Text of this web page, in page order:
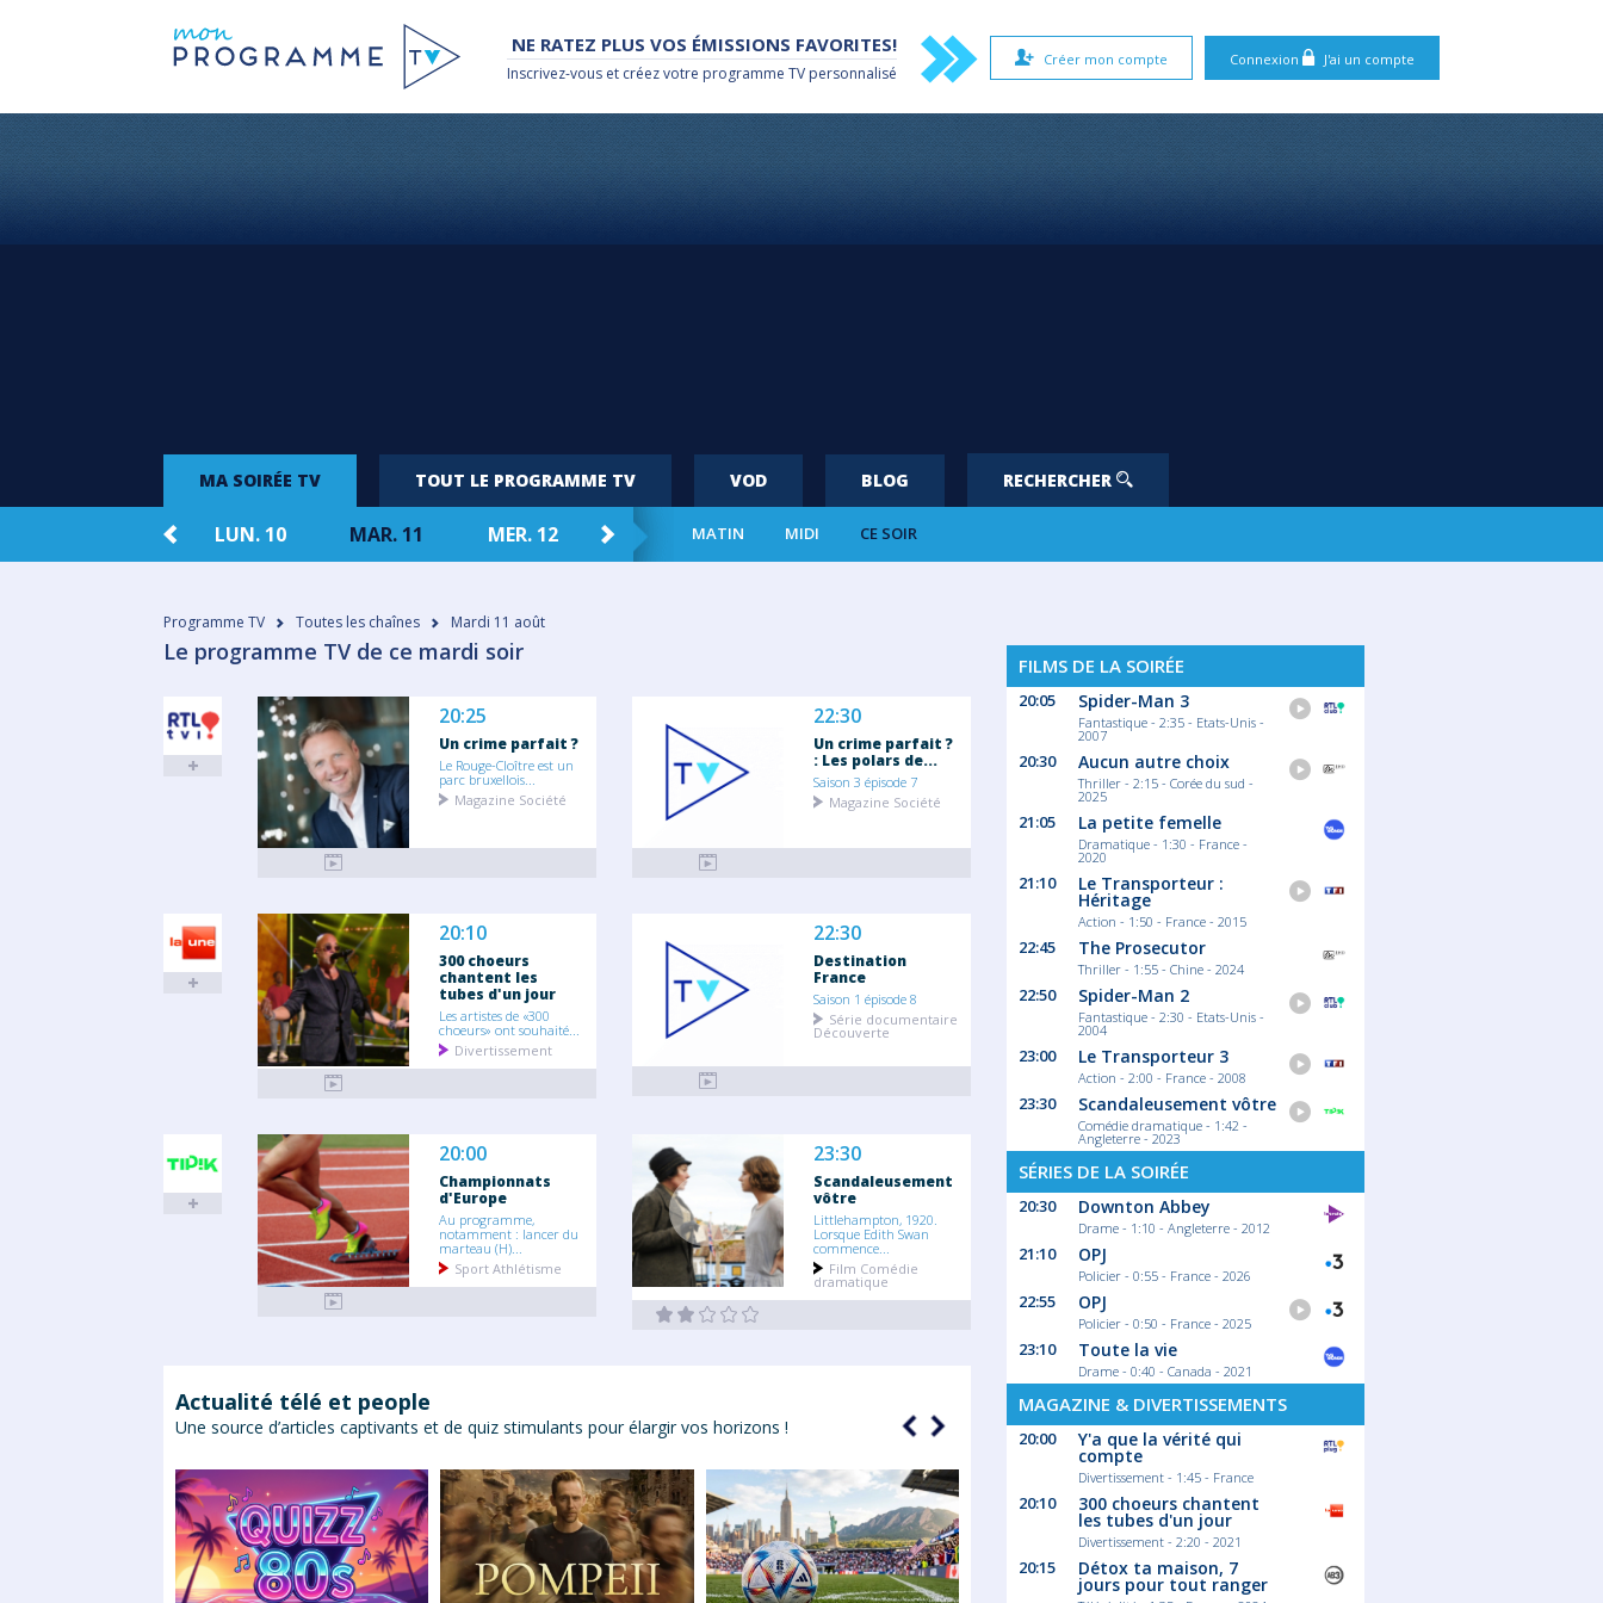
Connexion J'ai un compte
Créer mon compte
NE RATEZ PLUS VOS ÉMISSIONS FAVORITES!
Inscrivez-vous et créez votre programme TV personnalisé
MA SOIRÉE TV TOUT LE PROGRAMME TV VOD BLOG RECHERCHER
LUN. 10 MAR. 11 MER. 12 JEU. 13 VEN. 14 SAM. 15
MATIN MIDI CE SOIR
Programme TV Toutes les chaînes Mardi 11 août
Le programme TV de ce mardi soir
20:25
Un crime parfait ?
Le Rouge-Cloître est un
parc bruxellois...
Magazine Société
22:30
Un crime parfait ?
: Les polars de...
Saison 3 épisode 7
Magazine Société
20:10
300 choeurs
chantent les
tubes d'un jour
Les artistes de «300
choeurs» ont souhaité...
Divertissement
22:30
Destination
France
Saison 1 épisode 8
Série documentaire
Découverte
20:00
Championnats
d'Europe
Au programme,
notamment : lancer du
marteau (H)...
Sport Athlétisme
23:30
Scandaleusement
vôtre
Littlehampton, 1920.
Lorsque Edith Swan
commence...
Film Comédie
dramatique
Actualité télé et people
Une source d’articles captivants et de quiz stimulants pour élargir vos horizons !
Émissions cuisine : le guide
complet 2026 pour ne plus
Vous cherchez quoi regarder ce soir
côté cuisine ? Entre Loïc Van Impe sur
07/04/2026
Finales européennes 2026 :
Le calendrier complet des
Le football européen s'apprête à vivre
ses moments les plus intenses. Alors
FILMS DE LA SOIRÉE
20:05 Spider-Man 3
Fantastique - 2:35 - Etats-Unis -
2007
20:30 Aucun autre choix
Thriller - 2:15 - Corée du sud -
2025
21:05 La petite femelle
Dramatique - 1:30 - France -
2020
21:10 Le Transporteur :
Héritage
Action - 1:50 - France - 2015
22:45 The Prosecutor
Thriller - 1:55 - Chine - 2024
22:50 Spider-Man 2
Fantastique - 2:30 - Etats-Unis -
2004
23:00 Le Transporteur 3
Action - 2:00 - France - 2008
23:30 Scandaleusement vôtre
Comédie dramatique - 1:42 -
Angleterre - 2023
SÉRIES DE LA SOIRÉE
20:30 Downton Abbey
Drame - 1:10 - Angleterre - 2012
21:10 OPJ
Policier - 0:55 - France - 2026
22:55 OPJ
Policier - 0:50 - France - 2025
23:10 Toute la vie
Drame - 0:40 - Canada - 2021
MAGAZINE & DIVERTISSEMENTS
20:00 Y'a que la vérité qui
compte
Divertissement - 1:45 - France
20:10 300 choeurs chantent
les tubes d'un jour
Divertissement - 2:20 - 2021
20:15 Détox ta maison, 7
jours pour tout ranger